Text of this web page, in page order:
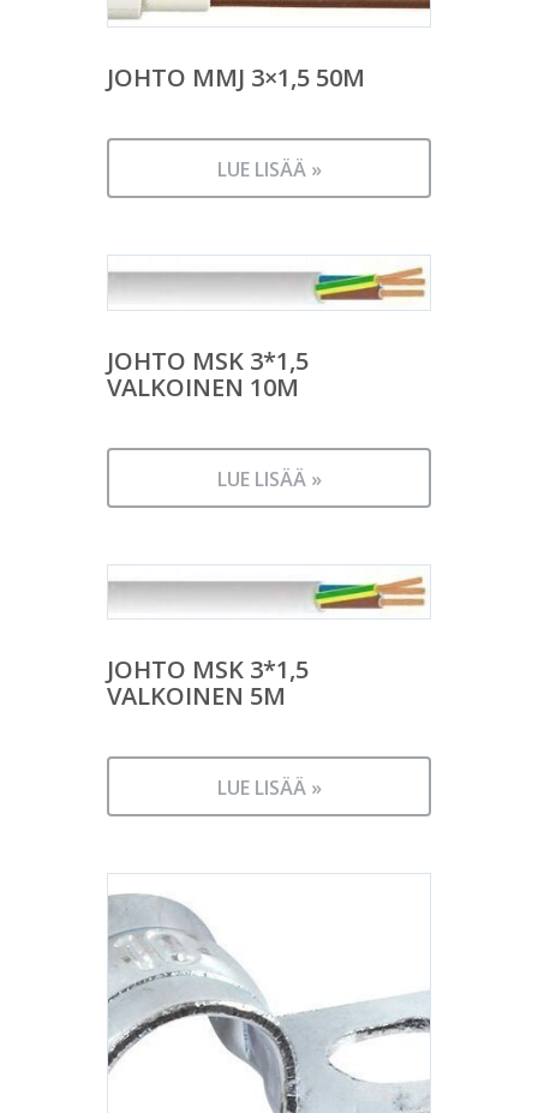
JOHTO MMJ 3×1,5 50M
LUE LISÄÄ »
JOHTO MSK 3*1,5
VALKOINEN 10M
LUE LISÄÄ »
JOHTO MSK 3*1,5
VALKOINEN 5M
LUE LISÄÄ »